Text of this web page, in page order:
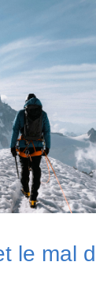
le mal